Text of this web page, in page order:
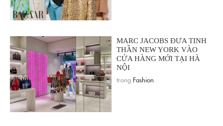
MARC JACOBS ĐƯA TINH
THẦN NEW YORK VÀO
CỬA HÀNG MỚI TẠI HÀ
NỘI
trong Fashion